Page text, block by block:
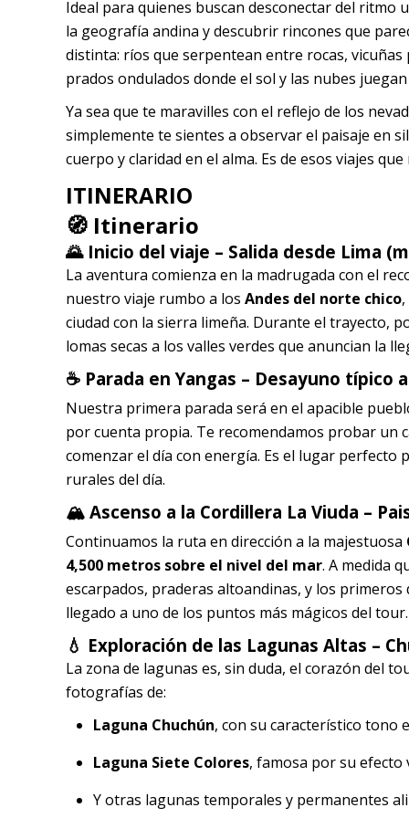
Ideal para quienes buscan desconectar del
la geografía andina y descubrir rincones que
distinta: ríos que serpentean entre rocas,
prados ondulados donde el sol y las nubes
Ya sea que te maravilles con el reflejo de los
simplemente te sientes a observar el paisaje en
cuerpo y claridad en el alma. Es de esos viajes
ITINERARIO
🧭 Itinerario
🌄 Inicio del viaje – Salida desde Lima
La aventura comienza en la madrugada con el
nuestro viaje rumbo a los Andes del norte chico
ciudad con la sierra limeña. Durante el trayecto,
lomas secas a los valles verdes que anuncian la
☕ Parada en Yangas – Desayuno típico
Nuestra primera parada será en el apacible
por cuenta propia. Te recomendamos probar un
comenzar el día con energía. Es el lugar
rurales del día.
🏔️ Ascenso a la Cordillera La Viuda –
Continuamos la ruta en dirección a la majestuosa
4,500 metros sobre el nivel del mar. A medida
escarpados, praderas altoandinas, y los
llegado a uno de los puntos más mágicos del tour.
💧 Exploración de las Lagunas Altas –
La zona de lagunas es, sin duda, el corazón del
fotografías de:
Laguna Chuchún, con su característico tono
Laguna Siete Colores, famosa por su
Y otras lagunas temporales y permanentes